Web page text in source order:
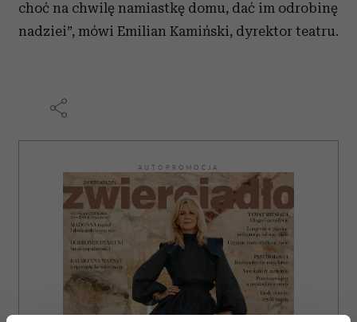
choć na chwilę namiastkę domu, dać im odrobinę
nadziei”, mówi Emilian Kamiński, dyrektor teatru.
AUTOPROMOCJA